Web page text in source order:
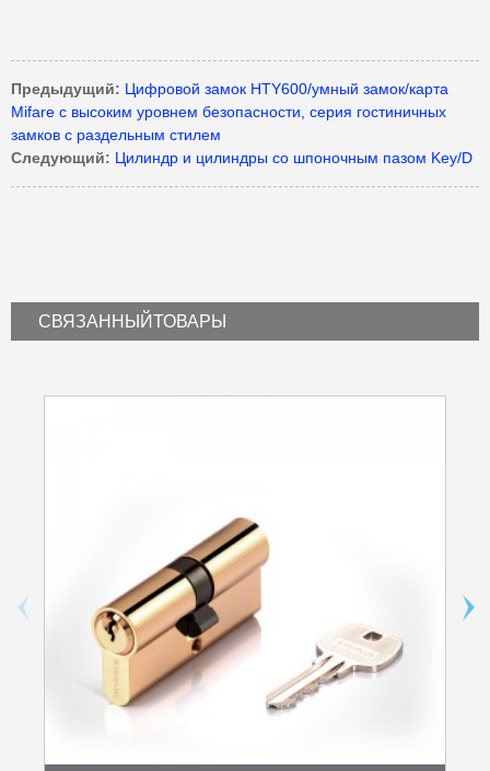
Предыдущий: Цифровой замок HTY600/умный замок/карта
Mifare с высоким уровнем безопасности, серия гостиничных
замков с раздельным стилем
Следующий: Цилиндр и цилиндры со шпоночным пазом Key/D
СВЯЗАННЫЙТОВАРЫ